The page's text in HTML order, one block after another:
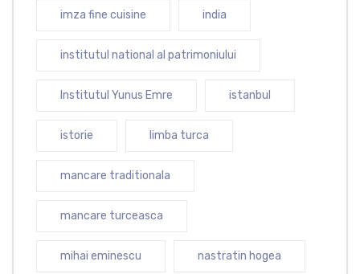
imza fine cuisine india
institutul national al patrimoniului
Institutul Yunus Emre istanbul
istorie limba turca
mancare traditionala
mancare turceasca
mihai eminescu nastratin hogea